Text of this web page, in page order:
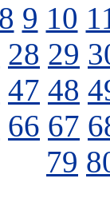
8 9 10
28 29
47 48
66 67
79